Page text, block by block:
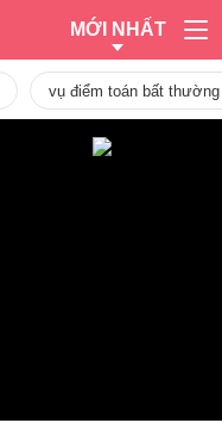
MỚI NHẤT
vụ điểm toán bất